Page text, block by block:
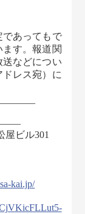
あってもで
す。報道関
などについ
レス宛）に
屋ビル301
kai.jp/